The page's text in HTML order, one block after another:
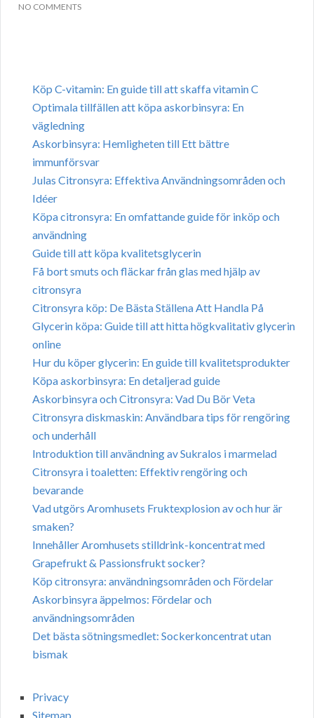
NO COMMENTS
Köp C-vitamin: En guide till att skaffa vitamin C
Optimala tillfällen att köpa askorbinsyra: En
vägledning
Askorbinsyra: Hemligheten till Ett bättre
immunförsvar
Julas Citronsyra: Effektiva Användningsområden och
Idéer
Köpa citronsyra: En omfattande guide för inköp och
användning
Guide till att köpa kvalitetsglycerin
Få bort smuts och fläckar från glas med hjälp av
citronsyra
Citronsyra köp: De Bästa Ställena Att Handla På
Glycerin köpa: Guide till att hitta högkvalitativ glycerin
online
Hur du köper glycerin: En guide till kvalitetsprodukter
Köpa askorbinsyra: En detaljerad guide
Askorbinsyra och Citronsyra: Vad Du Bör Veta
Citronsyra diskmaskin: Användbara tips för rengöring
och underhåll
Introduktion till användning av Sukralos i marmelad
Citronsyra i toaletten: Effektiv rengöring och
bevarande
Vad utgörs Aromhusets Fruktexplosion av och hur är
smaken?
Innehåller Aromhusets stilldrink-koncentrat med
Grapefrukt & Passionsfrukt socker?
Köp citronsyra: användningsområden och Fördelar
Askorbinsyra äppelmos: Fördelar och
användningsområden
Det bästa sötningsmedlet: Sockerkoncentrat utan
bismak
Privacy
Sitemap